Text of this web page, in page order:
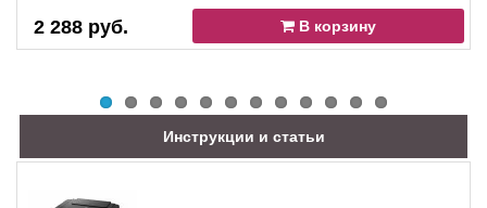
2 288 руб. В корзину
Инструкции и статьи